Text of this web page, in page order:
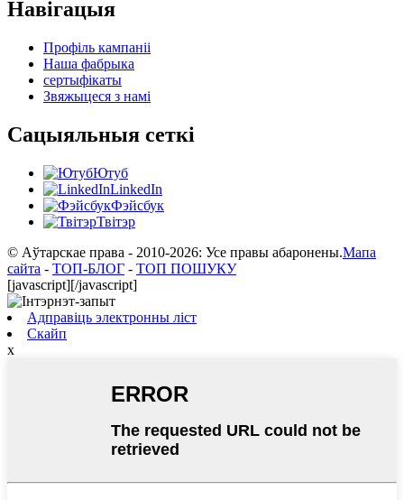
Навігацыя
Профіль кампаніі
Наша фабрыка
сертыфікаты
Звяжыцеся з намі
Сацыяльныя сеткі
Ютуб
LinkedIn
Фэйсбук
Твітэр
© Аўтарскае права - 2010-2026: Усе правы абаронены.Мапа
сайта - ТОП-БЛОГ - ТОП ПОШУКУ
[javascript][/javascript]
Адправіць электронны ліст
Скайп
x